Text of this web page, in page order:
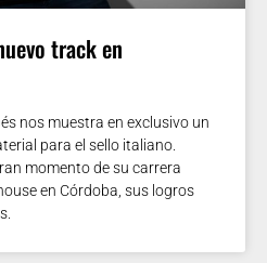
track en
nos muestra en exclusivo un
para el sello italiano.
momento de su carrera
en Córdoba, sus logros